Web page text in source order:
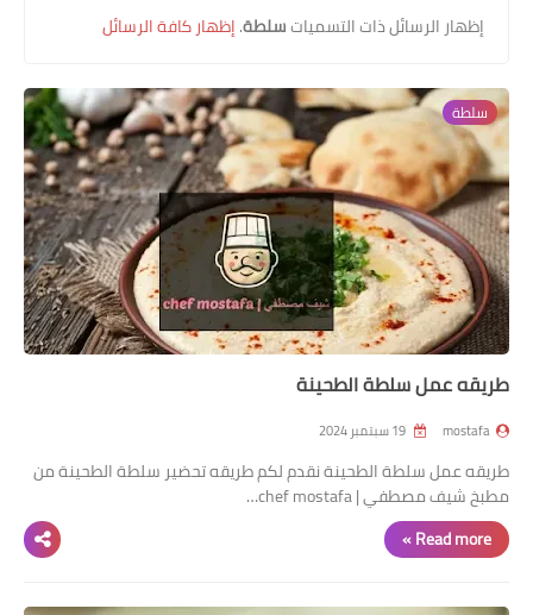
‏إظهار الرسائل ذات التسمياتسلطة.إظهار كافة الرسائل
سلطة
طريقه عمل سلطة الطحينة
mostafa
طريقه عمل سلطة الطحينة نقدم لكم طريقه تحضير سلطة الطحينة من
مطبخ شيف مصطفي | chef mostafa…
Read more »